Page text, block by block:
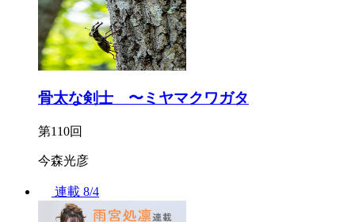
骨太な剣士 〜ミヤマクワガタ
第110回
今森光彦
連載 8/4